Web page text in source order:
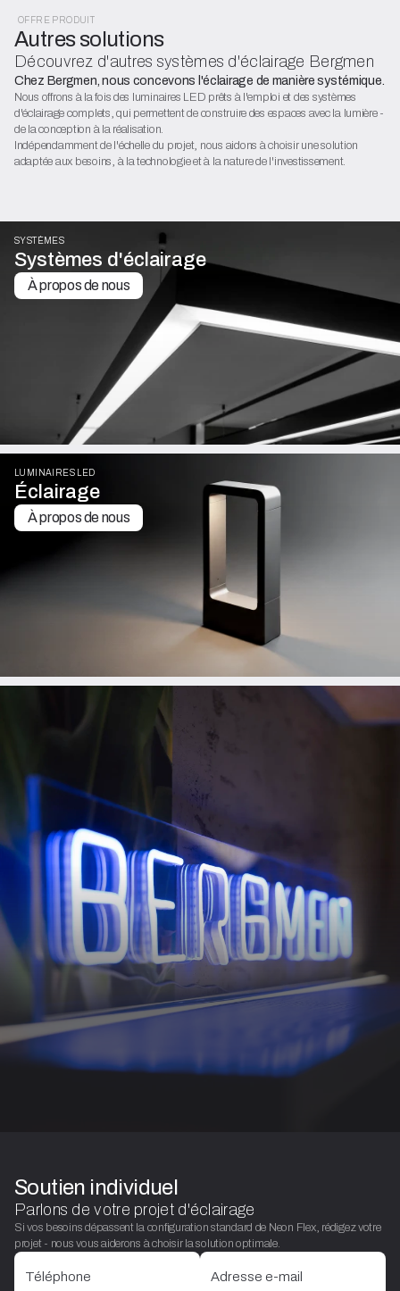
OFFRE PRODUIT
Autres solutions
Découvrez d'autres systèmes d'éclairage Bergmen
Chez Bergmen, nous concevons l'éclairage de manière systémique.
Nous offrons à la fois des luminaires LED prêts à l'emploi et des systèmes
d'éclairage complets, qui permettent de construire des espaces avec la lumière -
de la conception à la réalisation.
Indépendamment de l'échelle du projet, nous aidons à choisir une solution
adaptée aux besoins, à la technologie et à la nature de l'investissement.
SYSTÈMES
Systèmes d'éclairage
À propos de nous
LUMINAIRES LED
Éclairage
À propos de nous
Soutien individuel
Parlons de votre projet d'éclairage
Si vos besoins dépassent la configuration standard de Neon Flex, rédigez votre
projet - nous vous aiderons à choisir la solution optimale.